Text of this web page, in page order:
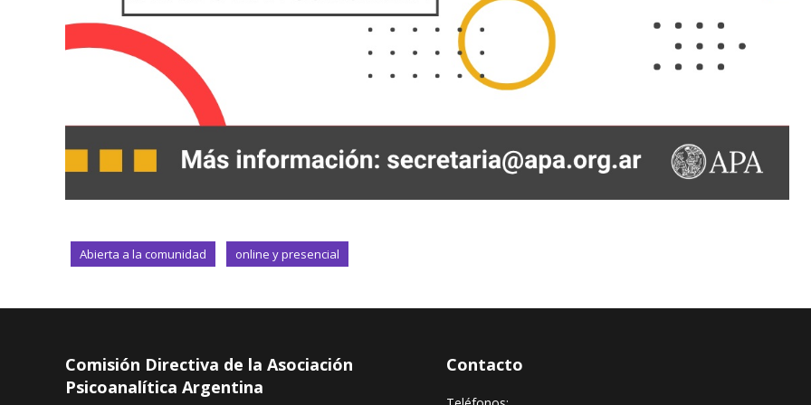
Abierta a la comunidad online y presencial
Comisión Directiva de la Asociación
Psicoanalítica Argentina
Contacto